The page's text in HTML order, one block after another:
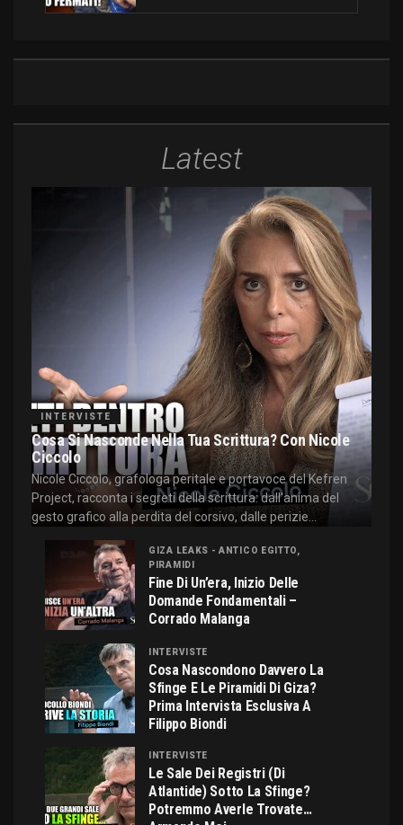
Latest
INTERVISTE
Cosa Si Nasconde Nella Tua Scrittura? Con Nicole
Ciccolo
Nicole Ciccolo, grafologa peritale e portavoce del Kefren
Project, racconta i segreti della scrittura: dall'anima del
gesto grafico alla perdita del corsivo, dalle perizie...
GIZA LEAKS - ANTICO EGITTO,
PIRAMIDI
Fine Di Un’era, Inizio Delle
Domande Fondamentali –
Corrado Malanga
INTERVISTE
Cosa Nascondono Davvero La
Sfinge E Le Piramidi Di Giza?
Prima Intervista Esclusiva A
Filippo Biondi
INTERVISTE
Le Sale Dei Registri (di
Atlantide) Sotto La Sfinge?
Potremmo Averle Trovate…